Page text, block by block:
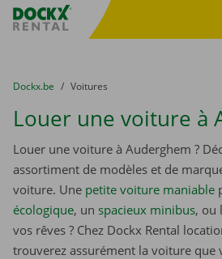
sitename
You are here:
du
Dockx.be to
Voitures
Louer une voiture à
Louer une voiture à Auderghem ?
assortiment de modèles et de
voiture. Une petite voiture maniable
écologique, un spacieux minibus, ou
vos rêves ? Chez Dockx Rental
trouverez assurément la voiture que